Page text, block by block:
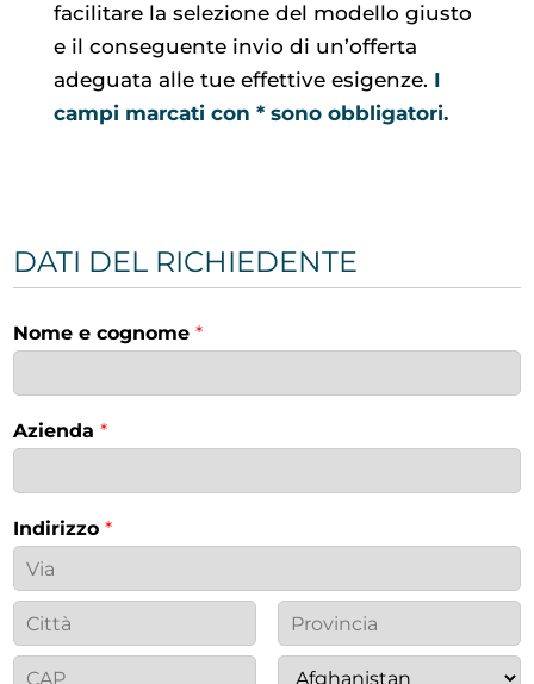
facilitare la selezione del modello giusto
e il conseguente invio di un’offerta
adeguata alle tue effettive esigenze. I
campi marcati con * sono obbligatori.
DATI DEL RICHIEDENTE
Nome e cognome*
Azienda*
Indirizzo*